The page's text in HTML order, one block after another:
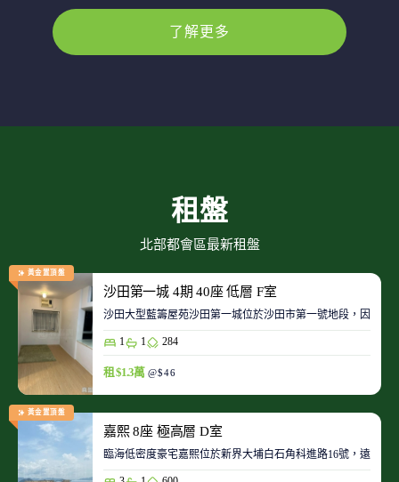
了解更多
租盤
北部都會區最新租盤
黃金置頂盤
沙田第一城 4期 40座 低層 F室
沙田大型藍籌屋苑沙田第一城位於沙田市第一號地段，因此
1 1 284
租 $1.3萬 @$46
黃金置頂盤
嘉熙 8座 極高層 D室
臨海低密度豪宅嘉熙位於新界大埔白石角科進路16號，遠離